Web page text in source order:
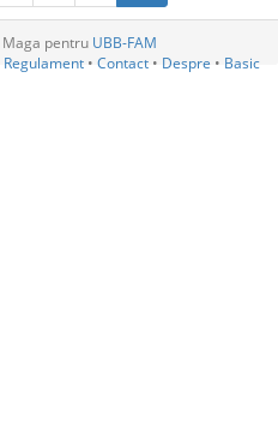
pentru UBB-FAM
Regulament • Contact • Despre • Basic